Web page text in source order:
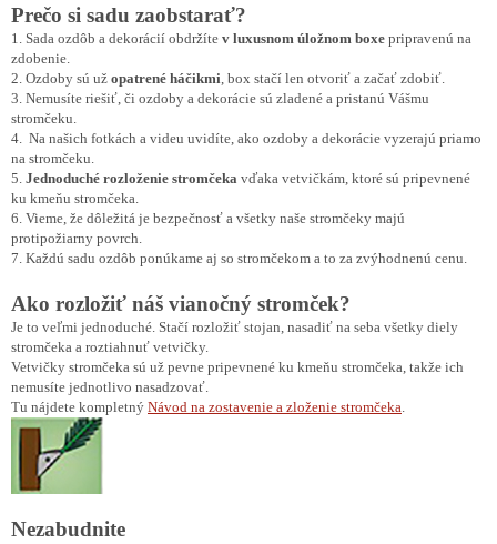
Prečo si sadu zaobstarať?
1. Sada ozdôb a dekorácií obdržíte v luxusnom úložnom boxe pripravenú na
zdobenie.
2. Ozdoby sú už opatrené háčikmi , box stačí len otvoriť a začať zdobiť.
3. Nemusíte riešiť, či ozdoby a dekorácie sú zladené a pristanú Vášmu
stromčeku.
4. Na našich fotkách a videu uvidíte, ako ozdoby a dekorácie vyzerajú priamo
na stromčeku.
5. Jednoduché rozloženie stromčeka vďaka vetvičkám, ktoré sú pripevnené
ku kmeňu stromčeka.
6. Vieme, že dôležitá je bezpečnosť a všetky naše stromčeky majú
protipožiarny povrch.
7. Každú sadu ozdôb ponúkame aj so stromčekom a to za zvýhodnenú cenu.
Ako rozložiť náš vianočný stromček?
Je to veľmi jednoduché. Stačí rozložiť stojan, nasadiť na seba všetky diely
stromčeka a roztiahnuť vetvičky.
Vetvičky stromčeka sú už pevne pripevnené ku kmeňu stromčeka, takže ich
nemusíte jednotlivo nasadzovať.
Tu nájdete kompletný Návod na zostavenie a zloženie stromčeka
Nezabudnite